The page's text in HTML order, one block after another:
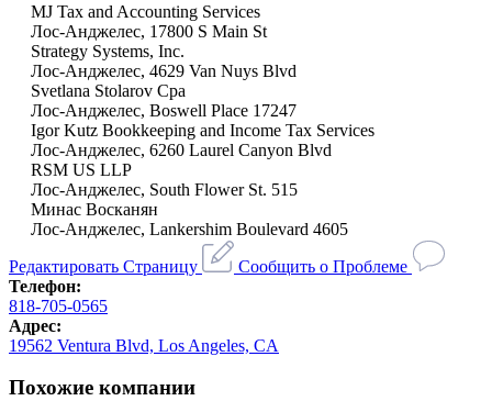
MJ Tax and Accounting Services
Лос-Анджелес, 17800 S Main St
Strategy Systems, Inc.
Лос-Анджелес, 4629 Van Nuys Blvd
Svetlana Stolarov Cpa
Лос-Анджелес, Boswell Place 17247
Igor Kutz Bookkeeping and Income Tax Services
Лос-Анджелес, 6260 Laurel Canyon Blvd
RSM US LLP
Лос-Анджелес, South Flower St. 515
Минас Восканян
Лос-Анджелес, Lankershim Boulevard 4605
Редактировать Страницу
Сообщить о Проблеме
Телефон:
818-705-0565
Адрес:
19562 Ventura Blvd, Los Angeles, CA
Похожие компании